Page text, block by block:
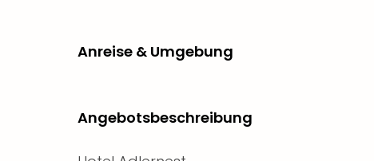
Anreise & Umgebung
Angebotsbeschreibung